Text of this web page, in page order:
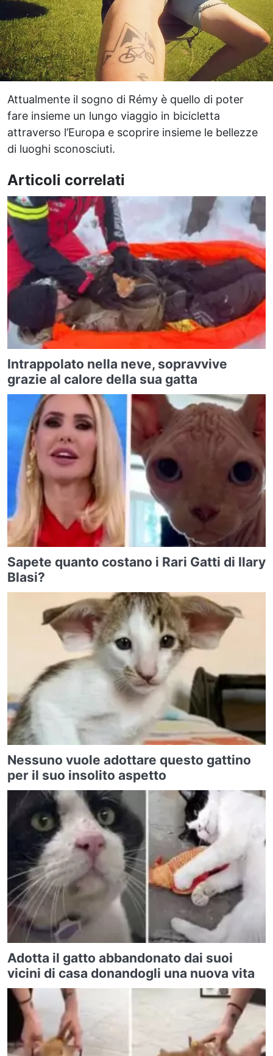
Attualmente il sogno di Rémy è quello di poter
fare insieme un lungo viaggio in bicicletta
attraverso l’Europa e scoprire insieme le bellezze
di luoghi sconosciuti.
Articoli correlati
Intrappolato nella neve, sopravvive
grazie al calore della sua gatta
Sapete quanto costano i Rari Gatti di Ilary
Blasi?
Nessuno vuole adottare questo gattino
per il suo insolito aspetto
Adotta il gatto abbandonato dai suoi
vicini di casa donandogli una nuova vita